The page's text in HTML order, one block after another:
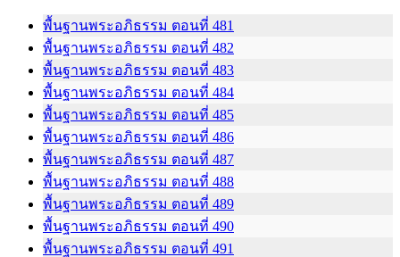
พื้นฐานพระอภิธรรม ตอนที่ 481
พื้นฐานพระอภิธรรม ตอนที่ 482
พื้นฐานพระอภิธรรม ตอนที่ 483
พื้นฐานพระอภิธรรม ตอนที่ 484
พื้นฐานพระอภิธรรม ตอนที่ 485
พื้นฐานพระอภิธรรม ตอนที่ 486
พื้นฐานพระอภิธรรม ตอนที่ 487
พื้นฐานพระอภิธรรม ตอนที่ 488
พื้นฐานพระอภิธรรม ตอนที่ 489
พื้นฐานพระอภิธรรม ตอนที่ 490
พื้นฐานพระอภิธรรม ตอนที่ 491